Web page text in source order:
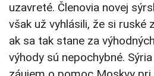
uzavreté. Členovia novej
však už vyhlásili, že si ruské
ak sa tak stane za
výhody sú nepochybné.